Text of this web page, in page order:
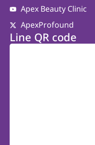
Apex Beauty Clinic
ApexProfound
Line QR code